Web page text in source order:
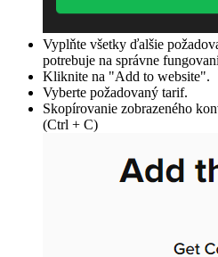
Vyplňte všetky ďalšie
potrebuje na správne
Kliknite na "Add to website".
Vyberte požadovaný tarif.
Skopírovanie zobrazeného
(Ctrl + C)